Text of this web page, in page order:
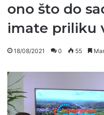
ono što do
imate priliku
18/08/2021 0 55